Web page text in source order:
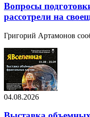
Вопросы
рассотрели на
Григорий Артамонов
04.08.2026